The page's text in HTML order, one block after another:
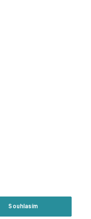
Souhlasím